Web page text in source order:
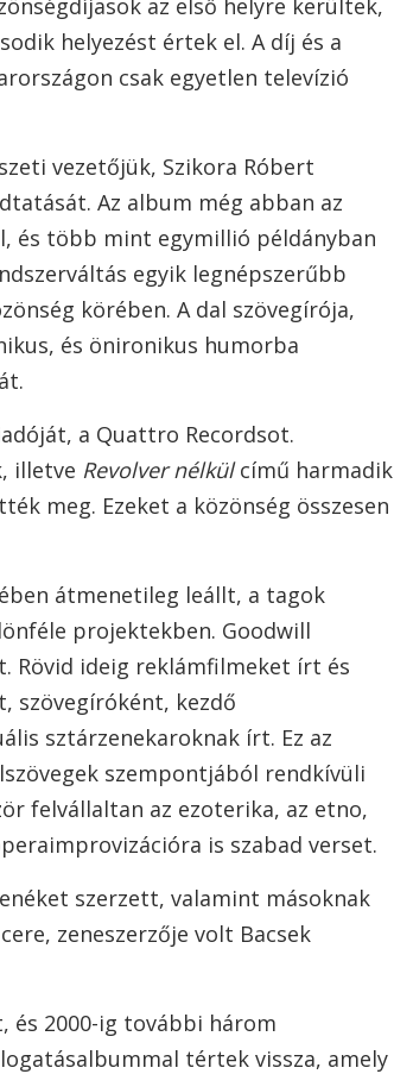
az első helyre kerültek,
helyezést értek el. A díj és a
csak egyetlen televízió
vezetőjük, Szikora Róbert
Az album még abban az
és több mint egymillió példányban
egyik legnépszerűbb
körében. A dal szövegírója,
és önironikus humorba
a Quattro Recordsot.
illetve Revolver nélkülcímű harmadik
meg. Ezeket a közönség összesen
átmenetileg leállt, a tagok
projektekben. Goodwill
Rövid ideig reklámfilmeket írt és
szövegíróként, kezdő
sztárzenekaroknak írt. Ez az
szempontjából rendkívüli
felvállaltan az ezoterika, az etno,
is szabad verset.
szerzett, valamint másoknak
zeneszerzője volt Bacsek
és 2000-ig további három
tértek vissza, amely